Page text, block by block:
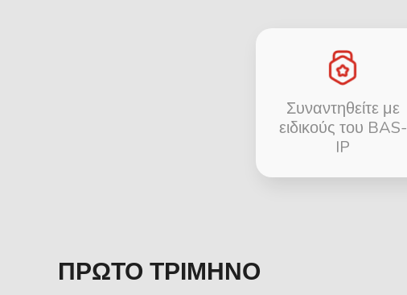
Συναντηθείτε με
ειδικούς του BAS-
IP
ΠΡΏΤΟ ΤΡΊΜΗΝΟ